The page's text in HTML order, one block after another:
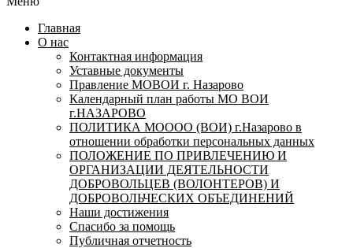
Главная
О нас
Контактная информация
Уставные документы
Правление МОВОИ г. Назарово
Календарный план работы МО ВОИ
г.НАЗАРОВО
ПОЛИТИКА МОООО (ВОИ) г.Назарово в
отношении обработки персональных данных
ПОЛОЖЕНИЕ ПО ПРИВЛЕЧЕНИЮ И
ОРГАНИЗАЦИИ ДЕЯТЕЛЬНОСТИ
ДОБРОВОЛЬЦЕВ (ВОЛОНТЕРОВ) И
ДОБРОВОЛЬЧЕСКИХ ОБЪЕДИНЕНИЙ
Наши достижения
Спасибо за помощь
Публичная отчетность